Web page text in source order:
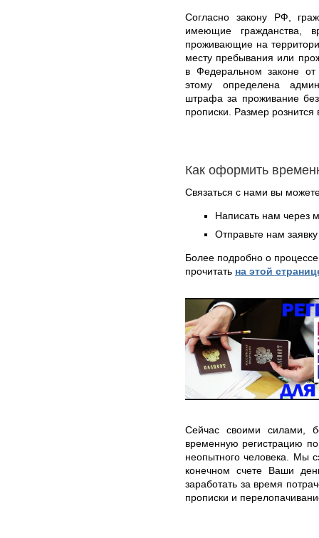
Согласно закону РФ,
имеющие гражданства,
проживающие на
месту пребывания или
в Федеральном законе
этому определена
штрафа за проживание
прописки. Размер рознится
Как оформить
Связаться с нами вы
Написать нам через
Отправьте нам
Более подробно о
прочитать на этой
Сейчас своими силами,
временную регистрацию
неопытного человека. Мы
конечном счете Ваши
заработать за время
прописки и